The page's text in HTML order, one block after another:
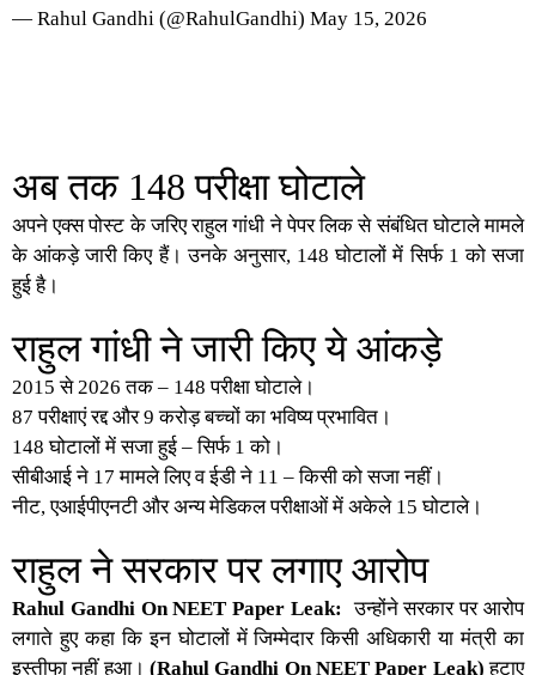
— Rahul Gandhi (@RahulGandhi) May 15, 2026
अब तक 148 परीक्षा घोटाले
अपने एक्स पोस्ट के जरिए राहुल गांधी ने पेपर लिक से संबंधित घोटाले मामले
के आंकड़े जारी किए हैं। उनके अनुसार, 148 घोटालों में सिर्फ 1 को सजा
हुई है।
राहुल गांधी ने जारी किए ये आंकड़े
2015 से 2026 तक – 148 परीक्षा घोटाले।
87 परीक्षाएं रद्द और 9 करोड़ बच्चों का भविष्य प्रभावित।
148 घोटालों में सजा हुई – सिर्फ 1 को।
सीबीआई ने 17 मामले लिए व ईडी ने 11 – किसी को सजा नहीं।
नीट, एआईपीएनटी और अन्य मेडिकल परीक्षाओं में अकेले 15 घोटाले।
राहुल ने सरकार पर लगाए आरोप
Rahul Gandhi On NEET Paper Leak: उन्होंने सरकार पर आरोप
लगाते हुए कहा कि इन घोटालों में जिम्मेदार किसी अधिकारी या मंत्री का
इस्तीफा नहीं हुआ। (Rahul Gandhi On NEET Paper Leak) हटाए